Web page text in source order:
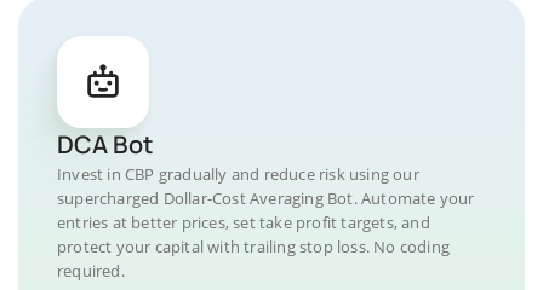
DCA Bot
Invest in CBP gradually and reduce risk using our
supercharged Dollar-Cost Averaging Bot. Automate your
entries at better prices, set take profit targets, and
protect your capital with trailing stop loss. No coding
required.